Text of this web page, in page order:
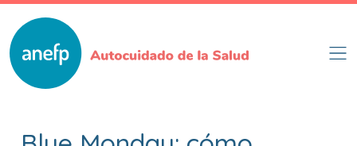
contenido
principal